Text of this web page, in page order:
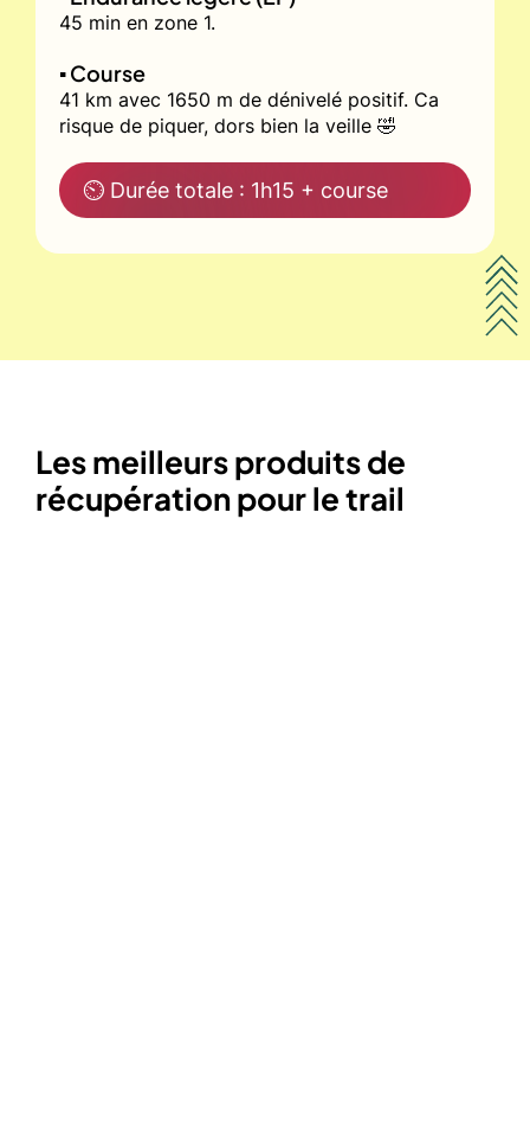
45 min en zone 1.
▪️ Course
41 km avec 1650 m de dénivelé positif. Ca
risque de piquer, dors bien la veille 🤣
⏲ Durée totale : 1h15 + course
Les meilleurs produits de
récupération pour le trail